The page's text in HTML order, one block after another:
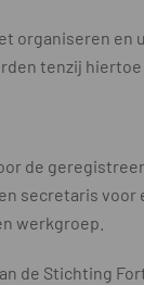
organiseren
tenzij
de
secretaris
werkgroep.
de Stichting